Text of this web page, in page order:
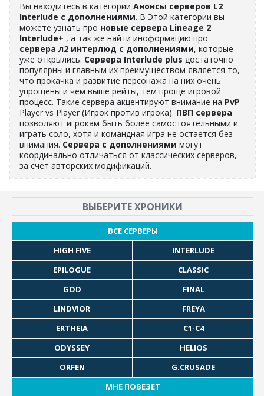
Вы находитесь в категории Анонсы серверов L2
Interlude с дополнениями. В Этой категории вы
можете узнать про новые сервера Lineage 2
Interlude+ , а так же найти иноформацию про
сервера л2 интерлюд с дополнениями, которые
уже открылись. Сервера Interlude plus достаточно
популярны и главным их преимуществом является то,
что прокачка и развитие персонажа на них очень
упрощены и чем выше рейты, тем проще игровой
процесс. Такие сервера акцентируют внимание на PvP -
Player vs Player (Игрок против игрока). ПВП сервера
позволяют игрокам быть более самостоятельными и
играть соло, хотя и командная игра не остается без
внимания. Сервера с дополнениями могут
координально отличаться от классических серверов,
за счет авторских модификаций.
ВЫБЕРИТЕ ХРОНИКИ
ВСЕ СЕРВЕРЫ
HIGH FIVE
INTERLUDE
EPILOGUE
CLASSIC
GOD
FINAL
LINDVIOR
FREYA
ERTHEIA
C1-C4
ODYSSEY
HELIOS
ORFEN
G.CRUSADE
МНЕ ПОВЕЗЕТ